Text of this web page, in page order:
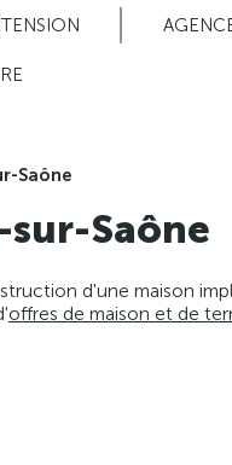
Saône
Saône
d'une maison
offres de maison et de